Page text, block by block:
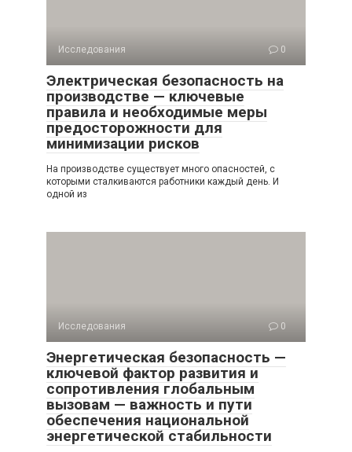
Исследования 0
Электрическая безопасность на
производстве — ключевые
правила и необходимые меры
предосторожности для
минимизации рисков
На производстве существует много опасностей, с
которыми сталкиваются работники каждый день. И
одной из
Исследования 0
Энергетическая безопасность —
ключевой фактор развития и
сопротивления глобальным
вызовам — важность и пути
обеспечения национальной
энергетической стабильности